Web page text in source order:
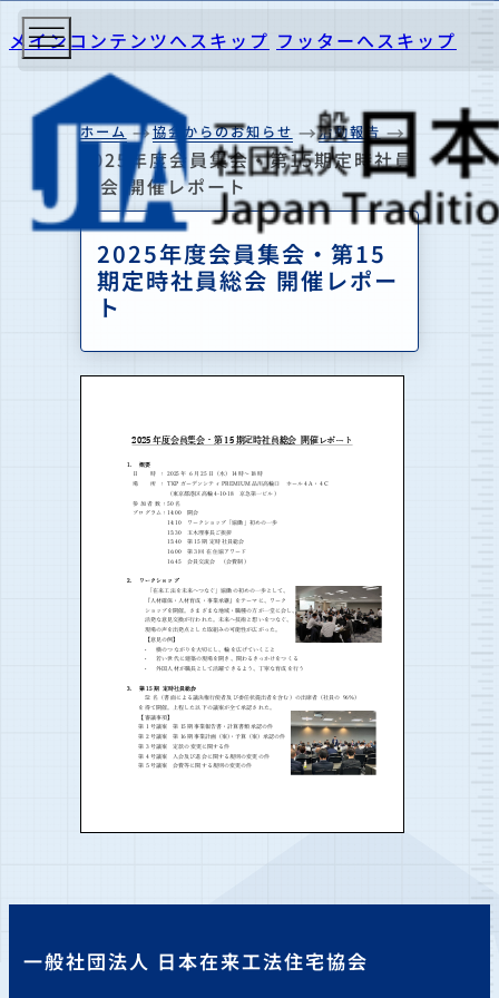
メインコンテンツへスキップ フッターへスキップ
ホーム 協会からのお知らせ 活動報告
2025年度会員集会・第15期定時社員
総会 開催レポート
2025年度会員集会・第15
期定時社員総会 開催レポー
ト
一般社団法人 日本在来工法住宅協会